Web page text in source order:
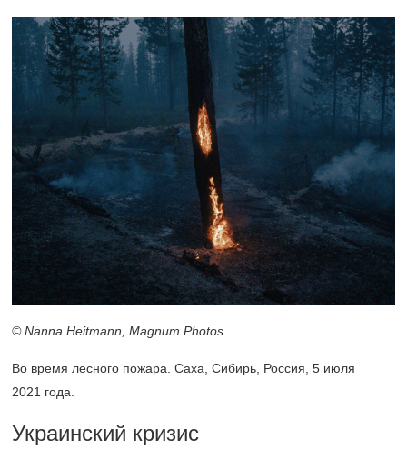
© Nanna Heitmann, Magnum Photos
Во время лесного пожара. Саха, Сибирь, Россия, 5 июля
2021 года.
Украинский кризис